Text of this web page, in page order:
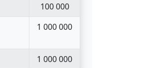
100 000
1 000 000
1 000 000